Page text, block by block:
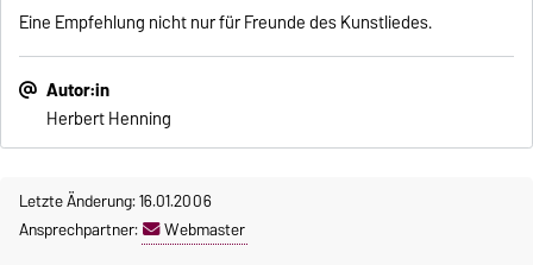
Eine Empfehlung nicht nur für Freunde des Kunstliedes.
Autor:in
Herbert Henning
Letzte Änderung: 16.01.2006
Ansprechpartner:
Webmaster